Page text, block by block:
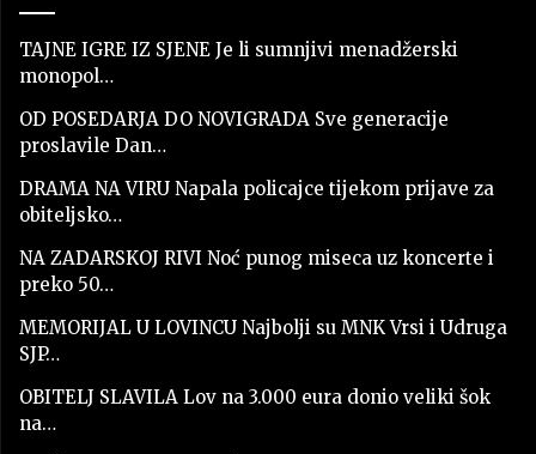
TAJNE IGRE IZ SJENE Je li sumnjivi menadžerski
monopol…
OD POSEDARJA DO NOVIGRADA Sve generacije
proslavile Dan…
DRAMA NA VIRU Napala policajce tijekom prijave za
obiteljsko…
NA ZADARSKOJ RIVI Noć punog miseca uz koncerte i
preko 50…
MEMORIJAL U LOVINCU Najbolji su MNK Vrsi i Udruga
SJP…
OBITELJ SLAVILA Lov na 3.000 eura donio veliki šok
na…